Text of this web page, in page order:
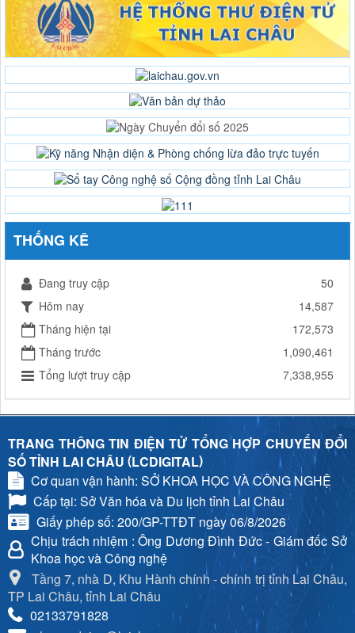
THỐNG KÊ
Đang truy cập
50
Hôm nay
14,587
Tháng hiện tại
172,573
Tháng trước
1,090,461
Tổng lượt truy cập
7,338,955
TRANG THÔNG TIN ĐIỆN TỬ TỔNG HỢP CHUYỂN ĐỔI
SỐ TỈNH LAI CHÂU (LCDIGITAL)
Cơ quan vận hành: SỞ KHOA HỌC VÀ CÔNG NGHỆ
Cấp tại: Sở Văn hóa và Du lịch tỉnh Lai Châu
Giấy phép số: 200/GP-TTĐT ngày 06/8/2026
Chịu trách nhiệm : Ông Dương Đình Đức - Giám đốc Sở
Khoa học và Công nghệ
Tầng 7, nhà D, Khu Hành chính - chính trị tỉnh Lai Châu,
TP Lai Châu, tỉnh Lai Châu
02133791828